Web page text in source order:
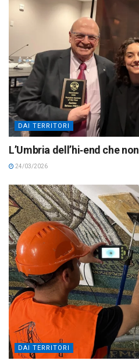
DAI TERRITORI
L’Umbria dell’hi‑end che
24/03/2026
DAI TERRITORI